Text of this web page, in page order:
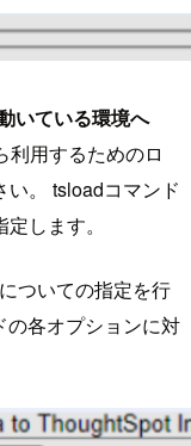
いている環境へ
利用するためのロ
。 tsloadコマンド
します。
ついての指定を行
の各オプションに対